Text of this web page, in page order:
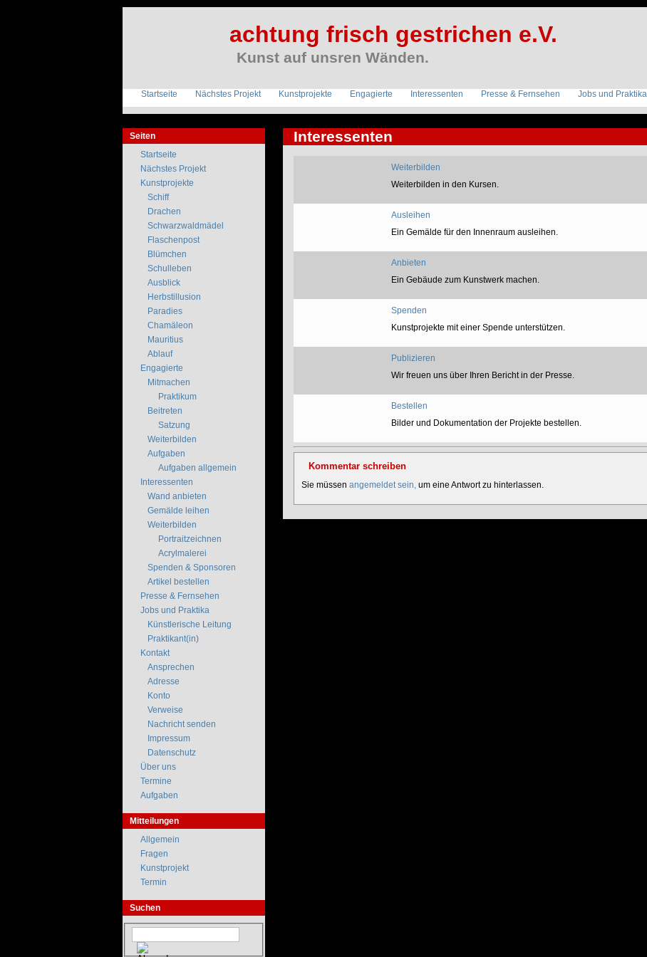
achtung frisch gestrichen e.V.
Kunst auf unsren Wänden.
Startseite Nächstes Projekt Kunstprojekte Engagierte Interessenten Presse & Fernsehen Jobs und Praktika
Interessenten
Weiterbilden
Weiterbilden in den Kursen.
Ausleihen
Ein Gemälde für den Innenraum ausleihen.
Anbieten
Ein Gebäude zum Kunstwerk machen.
Spenden
Kunstprojekte mit einer Spende unterstützen.
Publizieren
Wir freuen uns über Ihren Bericht in der Presse.
Bestellen
Bilder und Dokumentation der Projekte bestellen.
Kommentar schreiben
Sie müssen angemeldet sein, um eine Antwort zu hinterlassen.
Seiten
Startseite
Nächstes Projekt
Kunstprojekte
Schiff
Drachen
Schwarzwaldmädel
Flaschenpost
Blümchen
Schulleben
Ausblick
Herbstillusion
Paradies
Chamäleon
Mauritius
Ablauf
Engagierte
Mitmachen
Praktikum
Beitreten
Satzung
Weiterbilden
Aufgaben
Aufgaben allgemein
Interessenten
Wand anbieten
Gemälde leihen
Weiterbilden
Portraitzeichnen
Acrylmalerei
Spenden & Sponsoren
Artikel bestellen
Presse & Fernsehen
Jobs und Praktika
Künstlerische Leitung
Praktikant(in)
Kontakt
Ansprechen
Adresse
Konto
Verweise
Nachricht senden
Impressum
Datenschutz
Über uns
Termine
Aufgaben
Mitteilungen
Allgemein
Fragen
Kunstprojekt
Termin
Suchen